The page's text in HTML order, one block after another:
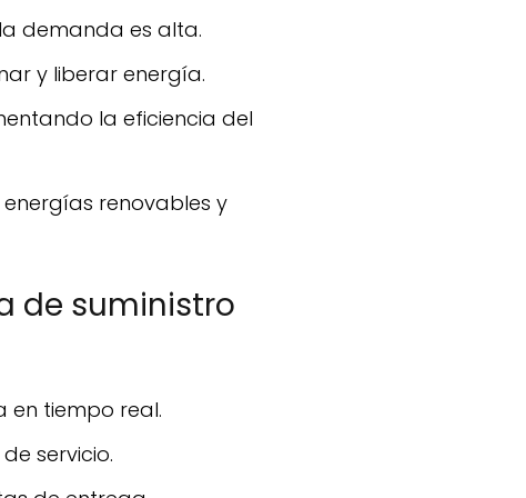
demanda es alta.
y liberar energía.
la eficiencia del
de suministro
en tiempo real.
servicio.